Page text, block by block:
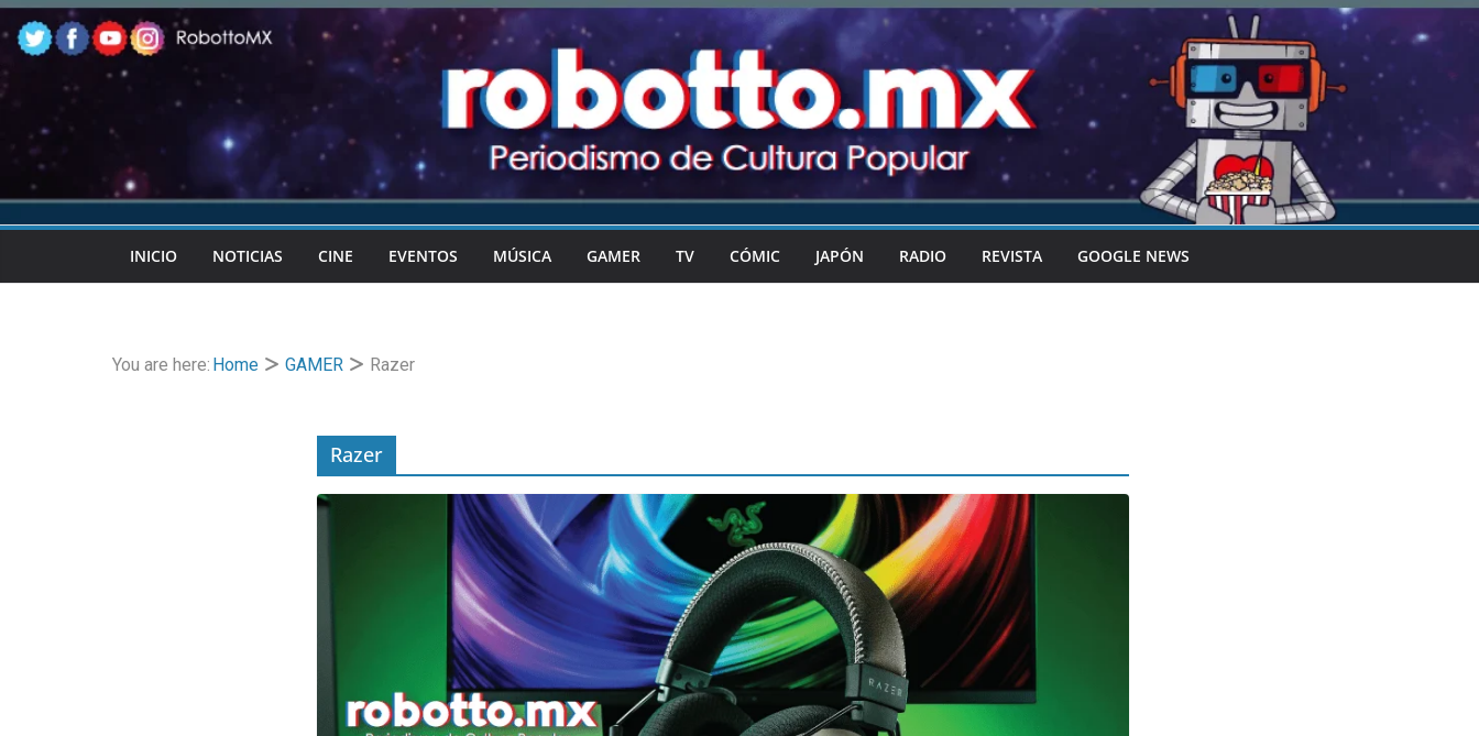
Skip
to
content
INICIO NOTICIAS CINE EVENTOS MÚSICA GAMER TV CÓMIC JAPÓN RADIO REVISTA GOOGLE NEWS
You are here: Home GAMER Razer
Razer